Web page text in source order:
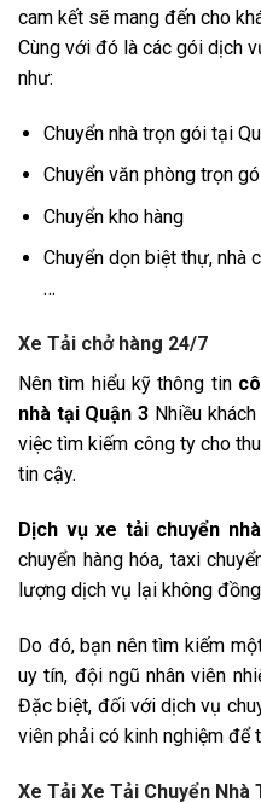
cam kết sẽ mang đến cho
Cùng với đó là các gói dịch
như:
Chuyển nhà trọn gói tại
Chuyển văn phòng trọn
Chuyển kho hàng
Chuyển dọn biệt thự, nhà
…
Xe Tải chở hàng 24/7
Nên tìm hiểu kỹ thông tin
nhà tại Quận 3 Nhiều
việc tìm kiếm công ty cho
tin cậy.
Dịch vụ xe tải chuyển
chuyển hàng hóa, taxi
lượng dịch vụ lại không
Do đó, bạn nên tìm kiếm
uy tín, đội ngũ nhân viên
Đặc biệt, đối với dịch vụ
viên phải có kinh nghiệm để
Xe Tải Xe Tải Chuyển Nhà